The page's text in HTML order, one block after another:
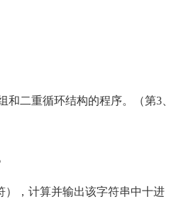
二重循环结构的程序。（第3、
，计算并输出该字符串中十进